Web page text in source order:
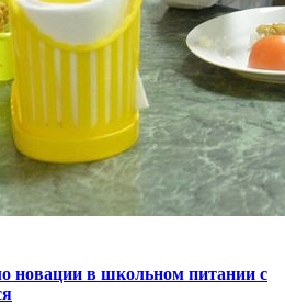
новации в школьном питании с